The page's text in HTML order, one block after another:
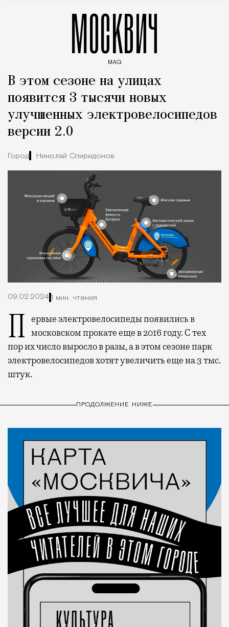
МОСКВИЧ
MAG
В этом сезоне на улицах
появится 3 тысячи новых
улучшенных электровелосипедов
версии 2.0
Город Николай Спиридонов
09.02.2024 1 мин. чтения
Первые электровелосипеды появились в московском прокате еще в 2016 году. С тех
пор их число выросло в разы, а в этом сезоне парк
электровелосипедов хотят увеличить еще на 3 тыс.
штук.
ПРОДОЛЖЕНИЕ НИЖЕ